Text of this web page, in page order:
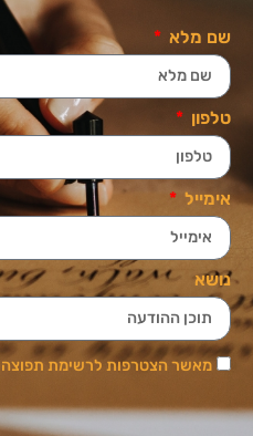
שם מלא
טלפון
אימייל
נושא
מאשר הצטרפות לרשימת תפוצה